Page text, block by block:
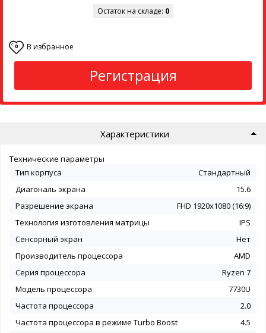
Остаток на складе: 0
0 В избранное
Регистрация
Характеристики
Технические параметры
Тип корпуса
Стандартный
Диагональ экрана
15.6
Разрешение экрана
FHD 1920x1080 (16:9)
Технология изготовления матрицы
IPS
Сенсорный экран
Нет
Производитель процессора
AMD
Серия процессора
Ryzen 7
Модель процессора
7730U
Частота процессора
2.0
Частота процессора в режиме Turbo Boost
4.5